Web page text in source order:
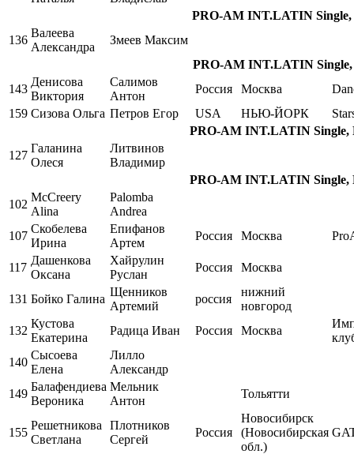
PRO-AM INT.LATIN Single,
136
Валеева
Александра
Змеев Максим
PRO-AM INT.LATIN Single,
143
Денисова
Виктория
Салимов
Антон
Россия Москва
159 Сизова Ольга Петров Егор USA НЬЮ-ЙОРК
PRO-AM INT.LATIN Single,
127
Галанина
Олеся
Литвинов
Владимир
PRO-AM INT.LATIN Single,
102
McCreery
Alina
Palomba
Andrea
107
Скобелева
Ирина
Епифанов
Артем
Россия Москва
117
Дашенкова
Оксана
Хайрулин
Руслан
Россия Москва
131 Бойко Галина
Щенников
Артемий
россия
нижний
новгород
132
Кустова
Екатерина
Радица Иван Россия Москва
140
Сысоева
Елена
Лилло
Александр
149
Балафендиева
Вероника
Мельник
Антон
Тольятти
155
Решетникова
Светлана
Плотников
Сергей
Россия
Новосибирск
(Новосибирская
обл.)